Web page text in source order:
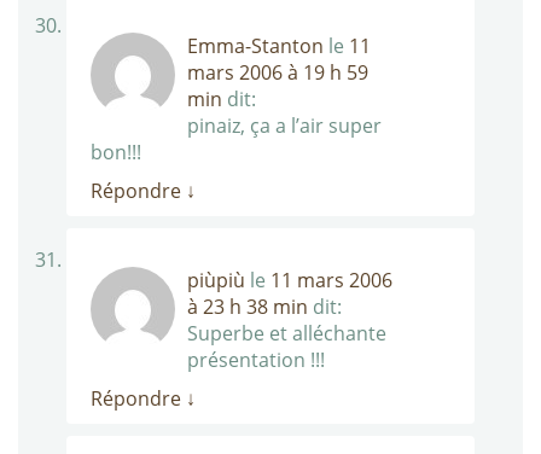
Emma-Stanton le 11
mars 2006 à 19 h 59
min dit:
pinaiz, ça a l’air super
bon!!!
Répondre ↓
piùpiù le 11 mars 2006
à 23 h 38 min dit:
Superbe et alléchante
présentation !!!
Répondre ↓